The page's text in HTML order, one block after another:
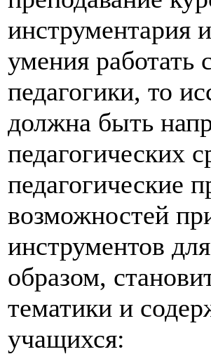
инструментария
умения
педагогики, то
должна быть
педагогических
педагогические
возможностей
инструментов
образом,
тематики и
учащихся: